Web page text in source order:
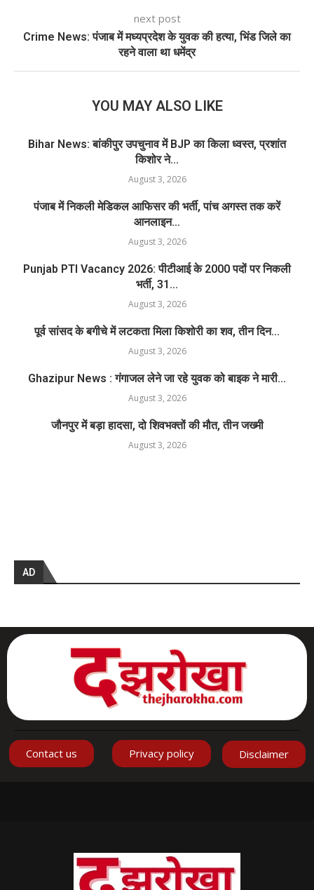
next post
Crime News: पंजाब में मध्यप्रदेश के युवक की हत्या, भिंड जिले का
रहने वाला था धमेंद्र
YOU MAY ALSO LIKE
Bihar News: बांकीपुर उपचुनाव में BJP का किला ध्वस्त, प्रशांत
किशोर ने...
August 3, 2026
पंजाब में निकली मेडिकल आफिसर की भर्ती, पांच अगस्त तक करें
आनलाइन...
August 3, 2026
Punjab PTI Vacancy 2026: पीटीआई के 2000 पदों पर निकली
भर्ती, 31...
August 3, 2026
पूर्व सांसद के बगीचे में लटकता मिला किशोरी का शव, तीन दिन...
August 3, 2026
Ghazipur News : गंगाजल लेने जा रहे युवक को बाइक ने मारी...
August 3, 2026
जौनपुर में बड़ा हादसा, दो शिवभक्तों की मौत, तीन जख्मी
August 3, 2026
AD
Contact us Privacy policy Disclaimer